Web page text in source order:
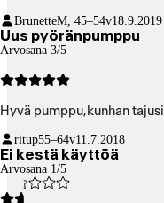
BrunetteM, 45–54v18.9.2019
Uus pyöränpumppu
Arvosana 3/5
Hyvä pumppu,kunhan
ritup55–64v11.7.2018
Ei kestä käyttöä
Arvosana 1/5